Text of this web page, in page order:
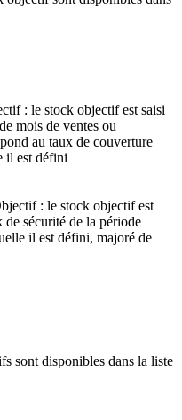
: le stock objectif est saisi
mois de ventes ou
au taux de couverture
il est défini
: le stock objectif est
de sécurité de la période
il est défini, majoré de
sont disponibles dans la liste